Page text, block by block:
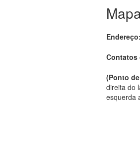
o
k
Endereço:
Contatos
(Ponto
direita do
esquerda